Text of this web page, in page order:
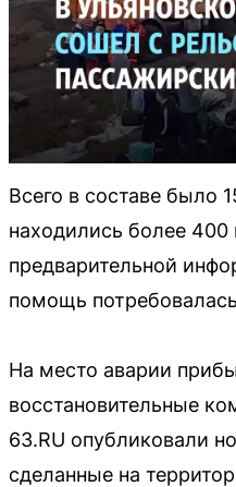
Всего в составе было
находились более
предварительной
помощь
На место аварии
восстановительные
63.RU опубликовали
сделанные на